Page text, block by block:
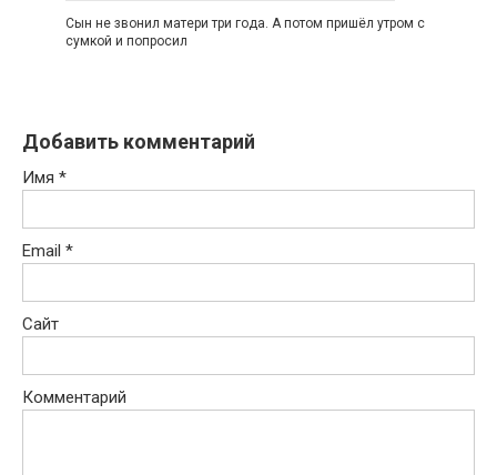
Сын не звонил матери три года. А потом пришёл утром с
сумкой и попросил
Добавить комментарий
Имя *
Email *
Сайт
Комментарий